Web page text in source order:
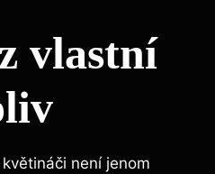
vlastní
není jenom